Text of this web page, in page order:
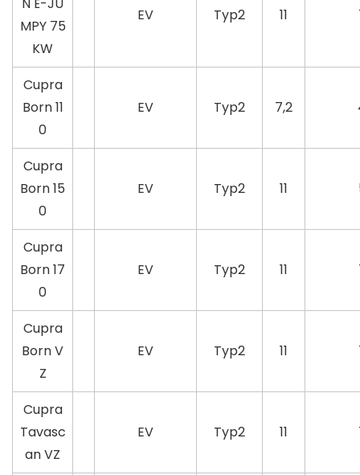
MPY 75
KW
EV Typ2 11
Cupra
Born 11
0
EV Typ2 7,2
Cupra
Born 15
0
EV Typ2 11
Cupra
Born 17
0
EV Typ2 11
Cupra
Born V
Z
EV Typ2 11
Cupra
Tavasc
an VZ
EV Typ2 11